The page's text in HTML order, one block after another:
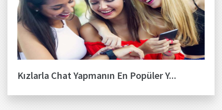
Kızlarla Chat Yapmanın En Popüler Y...